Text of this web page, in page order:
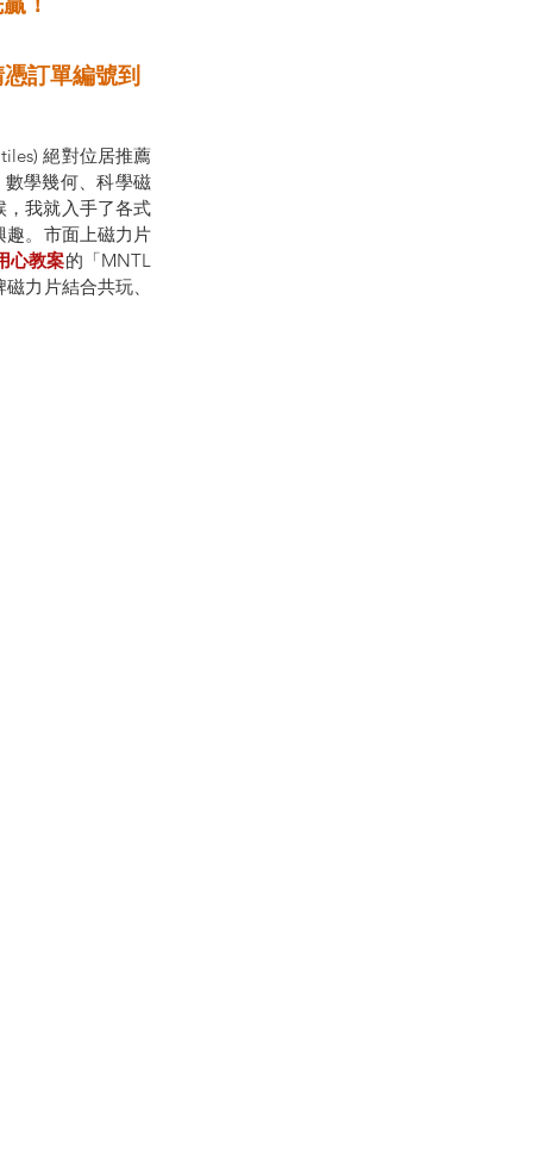
絕對位居推薦
學幾何、科學磁
，我就入手了各式
趣。市面上磁力片
心教案的「MNTL
力片結合共玩、